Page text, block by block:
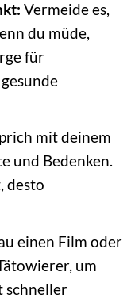
Vermeide es,
du müde,
für
mit deinem
und Bedenken.
desto
einen Film oder
um
schneller